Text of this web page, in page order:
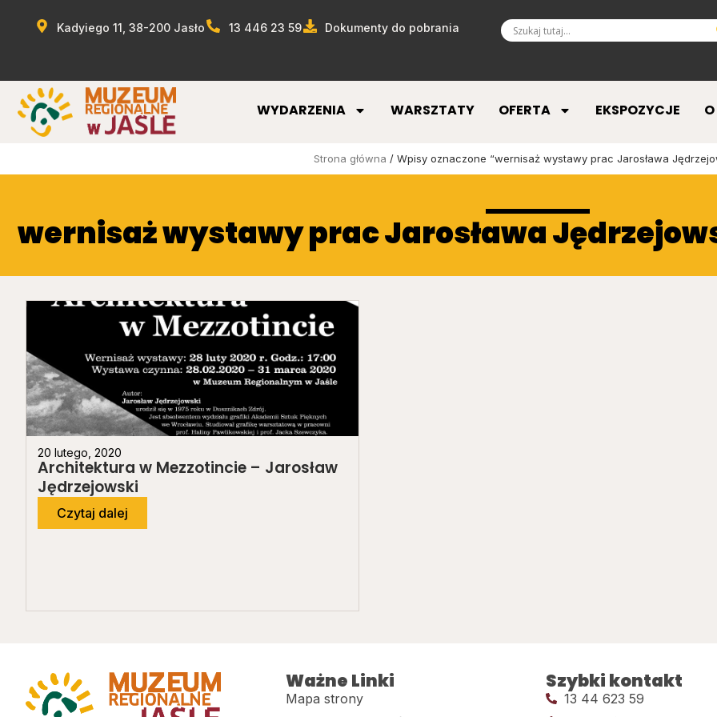
Kadyiego 11, 38-200 Jasło 13 446 23 59 Dokumenty do pobrania
WYDARZENIA WARSZTATY OFERTA EKSPOZYCJE
Strona główna / Wpisy oznaczone “wernisaż wystawy prac Jarosława
wernisaż wystawy prac Jarosława
20 lutego, 2020
Architektura w Mezzotincie – Jarosław
Jędrzejowski
Czytaj dalej
Ważne Linki
Mapa strony
Szybki kontakt
13 44 623 59